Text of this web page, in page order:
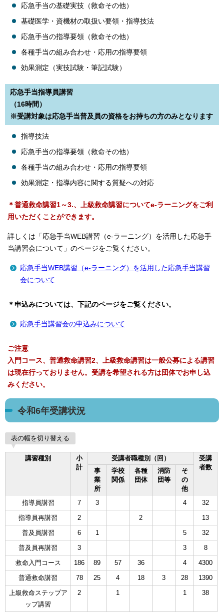
応急手当の基礎実技（救命その他）
基礎医学・資機材の取扱い要領・指導技法
応急手当の指導要領（救命その他）
各種手当の組み合わせ・応用の指導要領
効果測定（実技試験・筆記試験）
応急手当指導員講習
（16時間）
※受講対象は応急手当普及員の資格をお持ちの方のみとなります
指導技法
応急手当の指導要領（救命その他）
各種手当の組み合わせ・応用の指導要領
効果測定・指導内容に関する質疑への対応
＊普通救命講習1～3.、上級救命講習についてe-ラーニングをご利
用いただくことができます。
詳しくは「応急手当WEB講習（e-ラーニング）を活用した応急手
当講習会について」のページをご覧ください。
応急手当WEB講習（e-ラーニング）を活用した応急手当講習
会について
＊申込みについては、下記のページをご覧ください。
応急手当講習会の申込みについて
ご注意
入門コース、普通救命講習2、上級救命講習は一般公募による講習
は現在行っておりません。受講を希望される方は団体でお申し込
みください。
令和6年受講状況
表の幅を切り替える
講習種別
小
計
受講者職種別（回）
受講
者数
事
業
所
学校
関係
各種
団体
消防
団等
そ
の
他
指導員講習
7 3 4
32
指導員再講習
2 2
13
普及員講習
6 1 5
32
普及員再講習
3 3
8
救命入門コース
186 89 57 36 4
4300
普通救命講習
78 25 4 18 3 28
1390
上級救命ステップア
ップ講習
2 1 1 38